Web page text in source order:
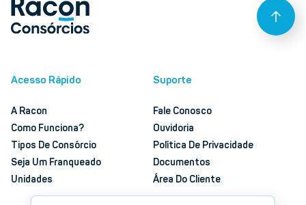
Acesso Rápido
A Racon
Como Funciona?
Tipos De Consórcio
Seja Um Franqueado
Unidades
Suporte
Fale Conosco
Ouvidoria
Política De Privacidade
Documentos
Área Do Cliente